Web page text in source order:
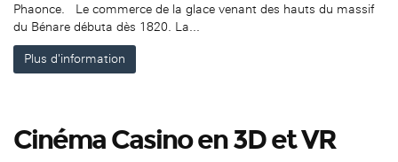
Phaonce. Le commerce de la glace venant des hauts du massif
du Bénare débuta dès 1820. La...
Plus d'information
Cinéma Casino en 3D et VR